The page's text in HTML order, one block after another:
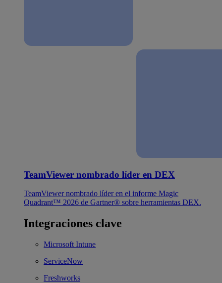
TeamViewer nombrado líder en DEX
TeamViewer nombrado líder en el informe Magic
Quadrant™ 2026 de Gartner® sobre herramientas DEX.
Integraciones clave
Microsoft Intune
ServiceNow
Freshworks